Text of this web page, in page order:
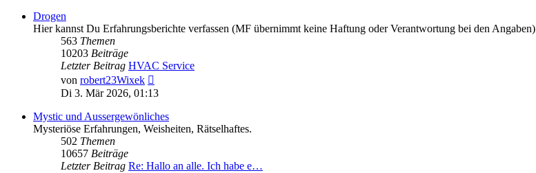
Drogen
Hier kannst Du Erfahrungsberichte verfassen (MF übernimmt keine Haftung oder Verantwortung bei den Angaben)
563 Themen
10203 Beiträge
Letzter Beitrag HVAC Service
von robert23Wixek
Beitrag
Di 3. Mär 2026, 01:13
Mystic und Aussergewönliches
Mysteriöse Erfahrungen, Weisheiten, Rätselhaftes.
502 Themen
10657 Beiträge
Letzter Beitrag Re: Hallo an alle. Ich habe e…